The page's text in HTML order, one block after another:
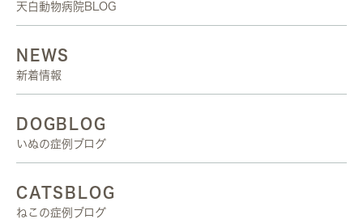
天白動物病院BLOG
NEWS
新着情報
DOGBLOG
いぬの症例ブログ
CATSBLOG
ねこの症例ブログ